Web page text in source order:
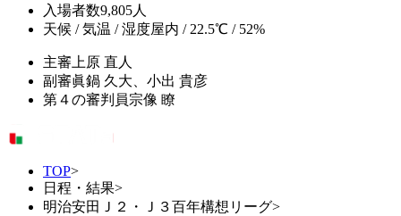
入場者数9,805人
天候 / 気温 / 湿度屋内 / 22.5℃ / 52%
主審 上原 直人
副審眞鍋 久大、小出 貴彦
第４の審判員宗像 瞭
TOP>
日程・結果>
明治安田Ｊ２・Ｊ３百年構想リーグ>